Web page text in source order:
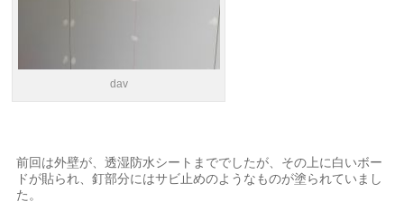
dav
前回は外壁が、透湿防水シートまででしたが、その上に白いボー
ドが貼られ、釘部分にはサビ止めのようなものが塗られていまし
た。